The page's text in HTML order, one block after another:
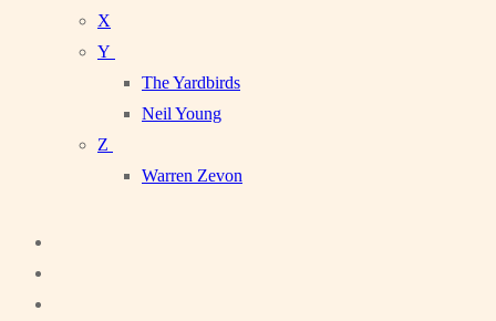
X
Y
The Yardbirds
Neil Young
Z
Warren Zevon